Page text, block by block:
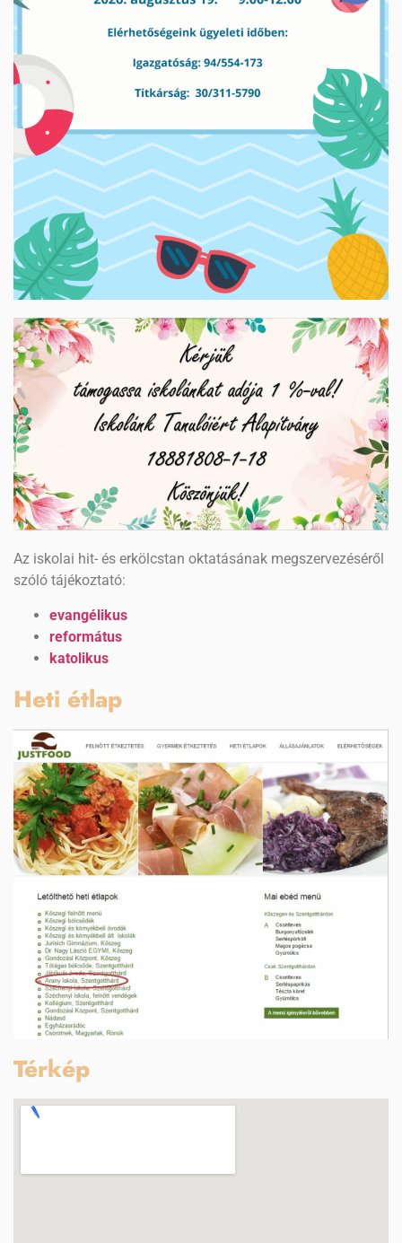
Az iskolai hit- és erkölcstan oktatásának megszervezéséről
szóló tájékoztató:
evangélikus
református
katolikus
Heti étlap
Térkép